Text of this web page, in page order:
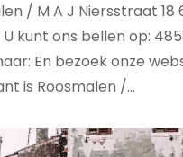
/ M A J Niersstraat 18
kunt ons bellen op:
En bezoek onze
is Roosmalen /…